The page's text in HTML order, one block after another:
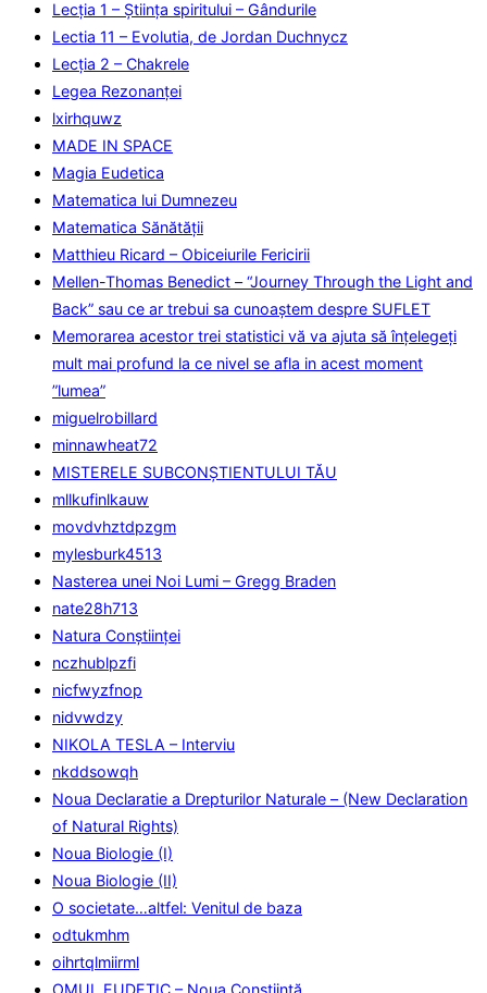
Lecţia 1 – Ştiinţa spiritului – Gândurile
Lectia 11 – Evolutia, de Jordan Duchnycz
Lecţia 2 – Chakrele
Legea Rezonanţei
lxirhquwz
MADE IN SPACE
Magia Eudetica
Matematica lui Dumnezeu
Matematica Sănătăţii
Matthieu Ricard – Obiceiurile Fericirii
Mellen-Thomas Benedict – “Journey Through the Light and
Back” sau ce ar trebui sa cunoaştem despre SUFLET
Memorarea acestor trei statistici vă va ajuta să înțelegeți
mult mai profund la ce nivel se afla in acest moment
”lumea”
miguelrobillard
minnawheat72
MISTERELE SUBCONȘTIENTULUI TĂU
mllkufinlkauw
movdvhztdpzgm
mylesburk4513
Nasterea unei Noi Lumi – Gregg Braden
nate28h713
Natura Conştiinţei
nczhublpzfi
nicfwyzfnop
nidvwdzy
NIKOLA TESLA – Interviu
nkddsowqh
Noua Declaratie a Drepturilor Naturale – (New Declaration
of Natural Rights)
Noua Biologie (I)
Noua Biologie (II)
O societate…altfel: Venitul de baza
odtukmhm
oihrtqlmiirml